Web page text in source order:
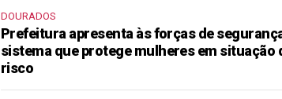
DOURADOS
Prefeitura apresenta às forças de
sistema que protege mulheres em situação
risco